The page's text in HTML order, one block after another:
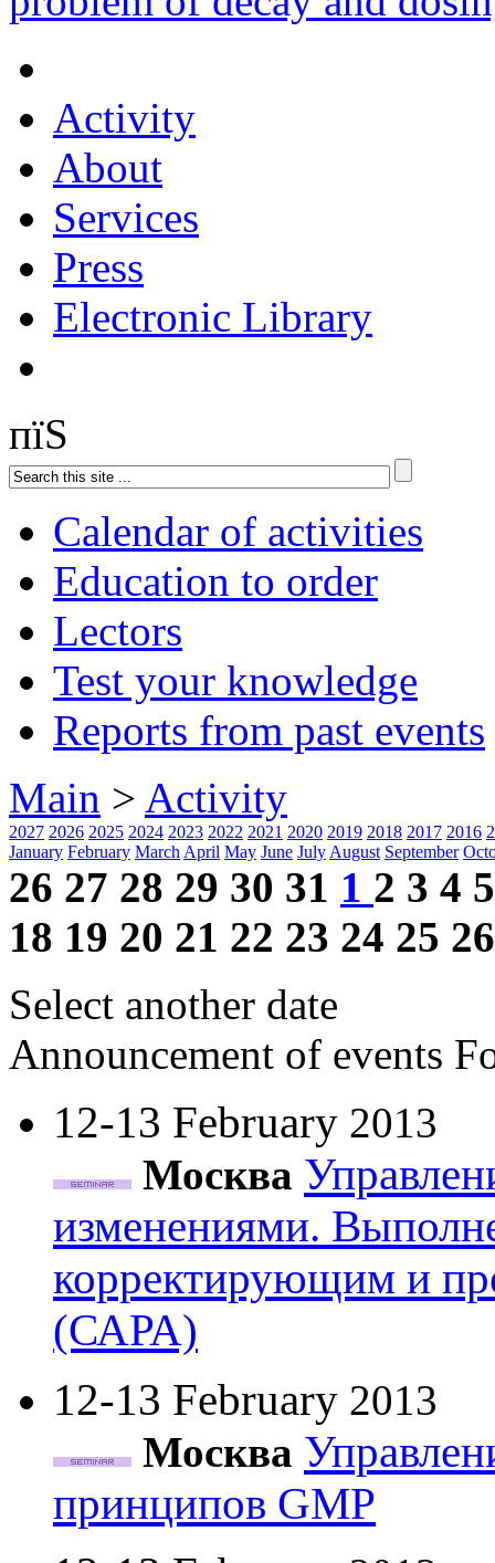
Activity
About
Services
Press
Electronic Library
пїЅ
Calendar of activities
Education to order
Lectors
Test your knowledge
Reports from past events
Main > Activity
2027 2026 2025 2024 2023 2022 2021 2020 2019 2018 2017 2016
January February MarchApril May June JulyAugust September
26 27 28 29 30 31 1 2 3 4 5
18 19 20 21 22 23 24 25 26
Select another date
Announcement of events
12-13 February 2013
Москва
изменениями.
корректирующим и
(САРА)
12-13 February 2013
Москва
принципов GMP